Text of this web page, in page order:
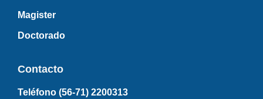
Magister
Doctorado
Contacto
Teléfono (56-71) 2200313